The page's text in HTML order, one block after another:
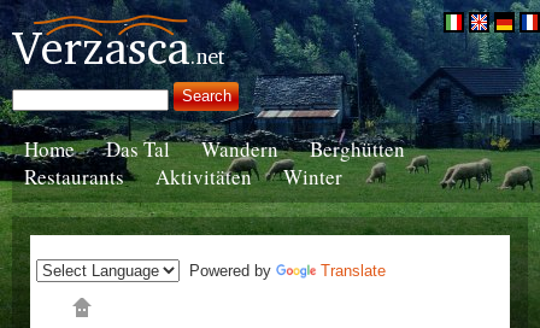
Home Das Tal Wandern
Berghütten
Restaurants
Aktivitäten Winter
Powered by Translate